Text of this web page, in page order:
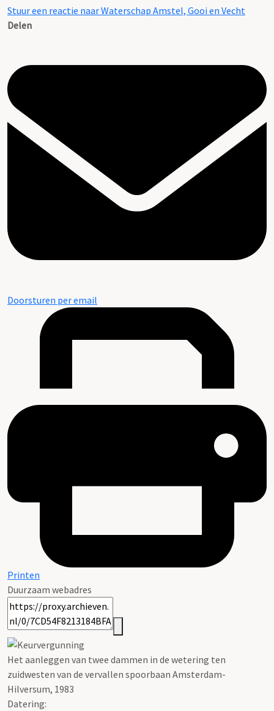
Stuur een reactie naar Waterschap Amstel, Gooi en Vecht
Delen
Doorsturen per email
Printen
Duurzaam webadres
Het aanleggen van twee dammen in de wetering ten
zuidwesten van de vervallen spoorbaan Amsterdam-
Hilversum, 1983
Datering: